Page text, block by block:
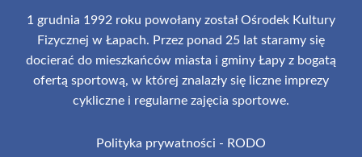
1 grudnia 1992 roku powołany został Ośrodek Kultury
Fizycznej w Łapach. Przez ponad 25 lat staramy się
docierać do mieszkańców miasta i gminy Łapy z bogatą
ofertą sportową, w której znalazły się liczne imprezy
cykliczne i regularne zajęcia sportowe.
Polityka prywatności - RODO